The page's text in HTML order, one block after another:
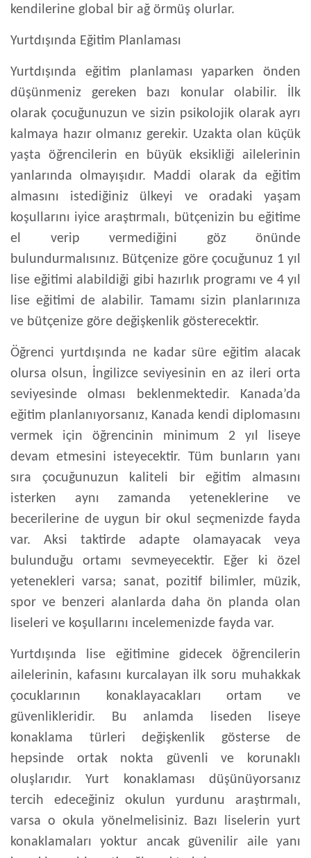
kendilerine global bir ağ örmüş olurlar.
Yurtdışında Eğitim Planlaması
Yurtdışında eğitim planlaması yaparken önden
düşünmeniz gereken bazı konular olabilir. İlk
olarak çocuğunuzun ve sizin psikolojik olarak ayrı
kalmaya hazır olmanız gerekir. Uzakta olan küçük
yaşta öğrencilerin en büyük eksikliği ailelerinin
yanlarında olmayışıdır. Maddi olarak da eğitim
almasını istediğiniz ülkeyi ve oradaki yaşam
koşullarını iyice araştırmalı, bütçenizin bu eğitime
el verip vermediğini göz önünde
bulundurmalısınız. Bütçenize göre çocuğunuz 1 yıl
lise eğitimi alabildiği gibi hazırlık programı ve 4 yıl
lise eğitimi de alabilir. Tamamı sizin planlarınıza
ve bütçenize göre değişkenlik gösterecektir.
Öğrenci yurtdışında ne kadar süre eğitim alacak
olursa olsun, İngilizce seviyesinin en az ileri orta
seviyesinde olması beklenmektedir. Kanada’da
eğitim planlanıyorsanız, Kanada kendi diplomasını
vermek için öğrencinin minimum 2 yıl liseye
devam etmesini isteyecektir. Tüm bunların yanı
sıra çocuğunuzun kaliteli bir eğitim almasını
isterken aynı zamanda yeteneklerine ve
becerilerine de uygun bir okul seçmenizde fayda
var. Aksi taktirde adapte olamayacak veya
bulunduğu ortamı sevmeyecektir. Eğer ki özel
yetenekleri varsa; sanat, pozitif bilimler, müzik,
spor ve benzeri alanlarda daha ön planda olan
liseleri ve koşullarını incelemenizde fayda var.
Yurtdışında lise eğitiminegidecek öğrencilerin
ailelerinin, kafasını kurcalayan ilk soru muhakkak
çocuklarının konaklayacakları ortam ve
güvenlikleridir. Bu anlamda liseden liseye
konaklama türleri değişkenlik gösterse de
hepsinde ortak nokta güvenli ve korunaklı
oluşlarıdır. Yurt konaklaması düşünüyorsanız
tercih edeceğiniz okulun yurdunu araştırmalı,
varsa o okula yönelmelisiniz. Bazı liselerin yurt
konaklamaları yoktur ancak güvenilir aile yanı